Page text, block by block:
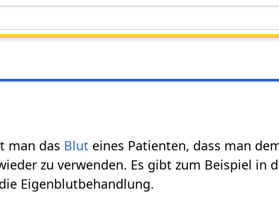
man das Blut eines Patienten, dass man
zu verwenden. Es gibt zum Beispiel in
Eigenblutbehandlung.